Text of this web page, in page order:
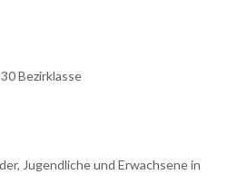
Bezirklasse
Jugendliche und Erwachsene in